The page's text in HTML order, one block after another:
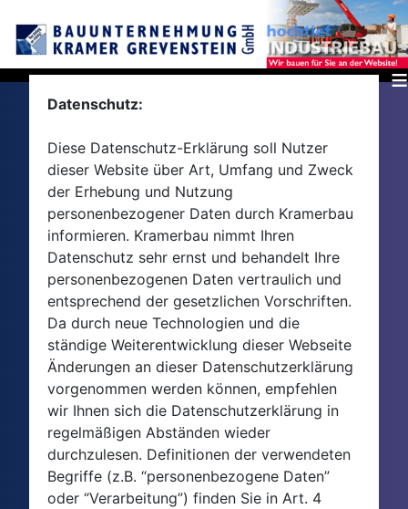
≡
Datenschutz:
Diese Datenschutz-Erklärung soll Nutzer
dieser Website über Art, Umfang und Zweck
der Erhebung und Nutzung
personenbezogener Daten durch Kramerbau
informieren. Kramerbau nimmt Ihren
Datenschutz sehr ernst und behandelt Ihre
personenbezogenen Daten vertraulich und
entsprechend der gesetzlichen Vorschriften.
Da durch neue Technologien und die
ständige Weiterentwicklung dieser Webseite
Änderungen an dieser Datenschutzerklärung
vorgenommen werden können, empfehlen
wir Ihnen sich die Datenschutzerklärung in
regelmäßigen Abständen wieder
durchzulesen. Definitionen der verwendeten
Begriffe (z.B. “personenbezogene Daten”
oder “Verarbeitung”) finden Sie in Art. 4